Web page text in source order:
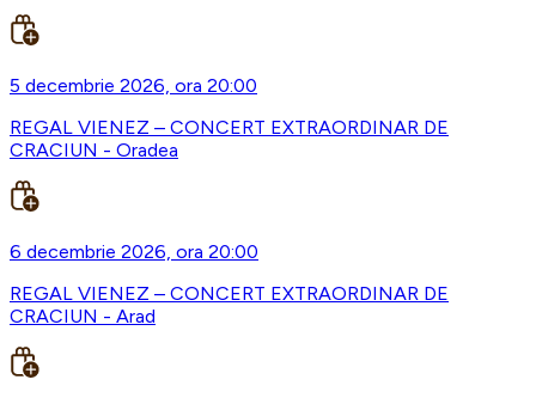
5 decembrie 2026, ora 20:00
REGAL VIENEZ – CONCERT EXTRAORDINAR DE
CRACIUN - Oradea
6 decembrie 2026, ora 20:00
REGAL VIENEZ – CONCERT EXTRAORDINAR DE
CRACIUN - Arad